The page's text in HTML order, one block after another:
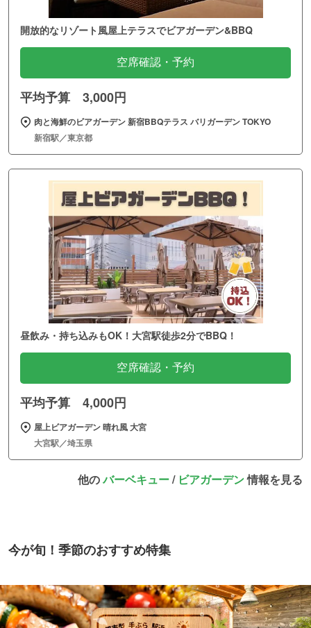
開放的なリゾート風屋上テラスでビアガーデン&BBQ
空席確認・予約
平均予算 3,000円
肉と海鮮のビアガーデン 新宿BBQテラス バリガーデン TOKYO
新宿駅／東京都
昼飲み・持ち込みもOK！大宮駅徒歩2分でBBQ！
空席確認・予約
平均予算 4,000円
屋上ビアガーデン 晴れ風 大宮
大宮駅／埼玉県
他のバーベキュー/ ビアガーデン情報を見る
今が旬！季節のおすすめ特集